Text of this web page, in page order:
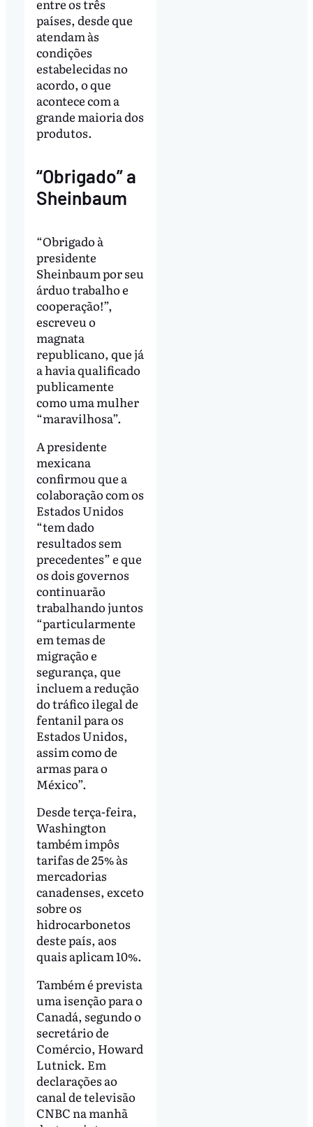
entre os três
países, desde que
atendam às
condições
estabelecidas no
acordo, o que
acontece com a
grande maioria dos
produtos.
“Obrigado” a
Sheinbaum
“Obrigado à
presidente
Sheinbaum por seu
árduo trabalho e
cooperação!”,
escreveu o
magnata
republicano, que já
a havia qualificado
publicamente
como uma mulher
“maravilhosa”.
A presidente
mexicana
confirmou que a
colaboração com os
Estados Unidos
“tem dado
resultados sem
precedentes” e que
os dois governos
continuarão
trabalhando juntos
“particularmente
em temas de
migração e
segurança, que
incluem a redução
do tráfico ilegal de
fentanil para os
Estados Unidos,
assim como de
armas para o
México”.
Desde terça-feira,
Washington
também impôs
tarifas de 25% às
mercadorias
canadenses, exceto
sobre os
hidrocarbonetos
deste país, aos
quais aplicam 10%.
Também é prevista
uma isenção para o
Canadá, segundo o
secretário de
Comércio, Howard
Lutnick. Em
declarações ao
canal de televisão
CNBC na manhã